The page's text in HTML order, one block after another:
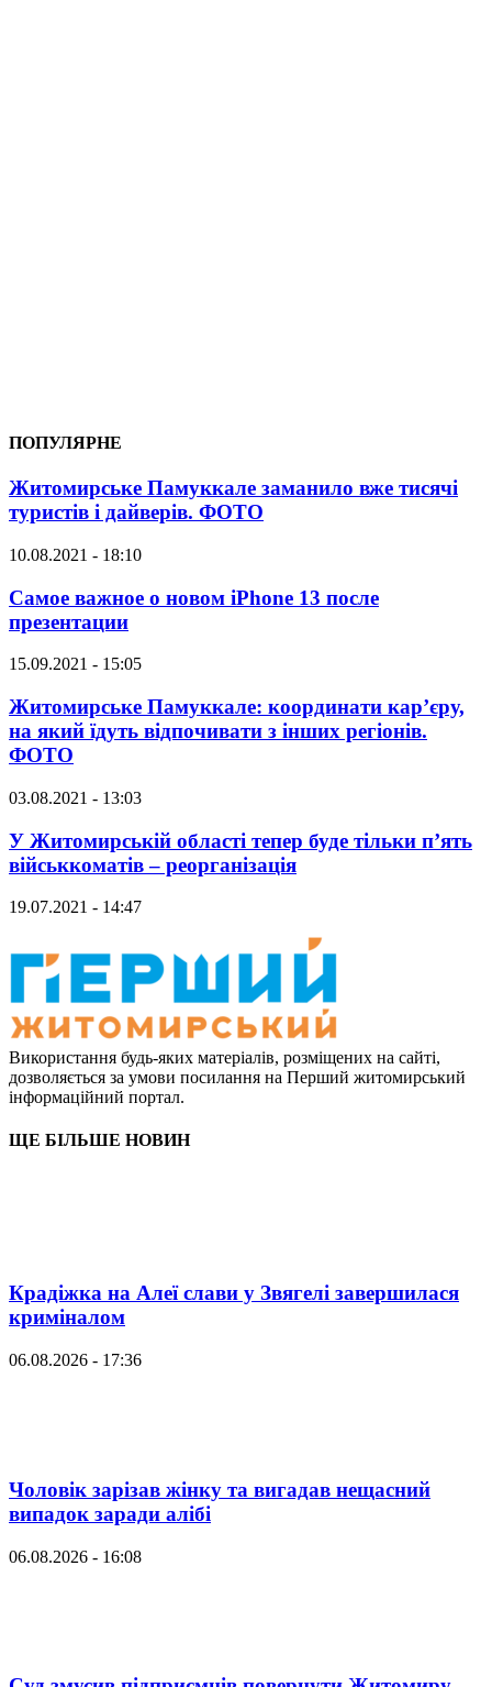
ПОПУЛЯРНЕ
Житомирське Памуккале заманило вже тисячі
туристів і дайверів. ФОТО
10.08.2021 - 18:10
Самое важное о новом iPhone 13 после
презентации
15.09.2021 - 15:05
Житомирське Памуккале: координати кар’єру,
на який їдуть відпочивати з інших регіонів.
ФОТО
03.08.2021 - 13:03
У Житомирській області тепер буде тільки п’ять
військкоматів – реорганізація
19.07.2021 - 14:47
Використання будь-яких матеріалів, розміщених на сайті,
дозволяється за умови посилання на Перший житомирський
інформаційний портал.
ЩЕ БІЛЬШЕ НОВИН
Крадіжка на Алеї слави у Звягелі завершилася
криміналом
06.08.2026 - 17:36
Чоловік зарізав жінку та вигадав нещасний
випадок заради алібі
06.08.2026 - 16:08